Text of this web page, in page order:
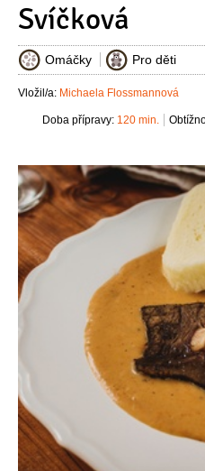
Svíčková
Omáčky Pro děti
Vložil/a: Michaela Flossmannová
Doba přípravy: 120 min.